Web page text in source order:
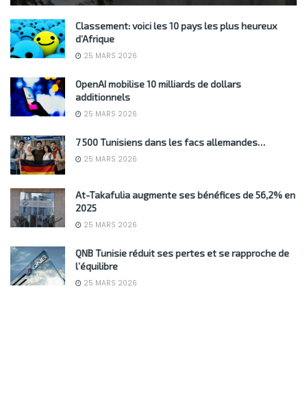
Classement: voici les 10 pays les plus heureux
d’Afrique
25 MARS 2026
OpenAI mobilise 10 milliards de dollars
additionnels
25 MARS 2026
7 500 Tunisiens dans les facs allemandes…
25 MARS 2026
At-Takafulia augmente ses bénéfices de 56,2% en
2025
25 MARS 2026
QNB Tunisie réduit ses pertes et se rapproche de
l’équilibre
25 MARS 2026